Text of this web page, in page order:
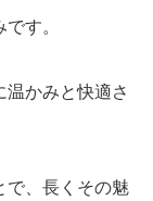
す。
温かみと快適さ
で、長くその魅